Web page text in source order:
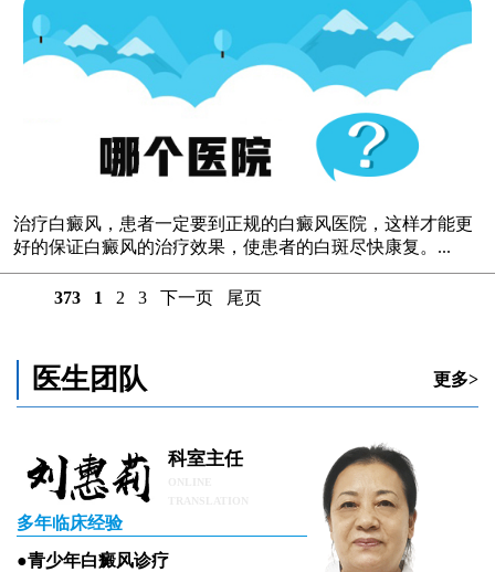
治疗白癜风，患者一定要到正规的白癜风医院，这样才能更
好的保证白癜风的治疗效果，使患者的白斑尽快康复。...
373 1 2 3 下一页 尾页
医生团队 更多>
科室主任
多年临床经验
●青少年白癜风诊疗